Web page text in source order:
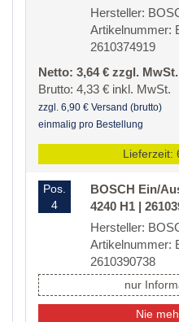
Hersteller:
Artikelnummer:
2610374919
Netto: 3,64 € zzgl. MwSt.
Brutto: 4,33 € inkl. MwSt.
zzgl. 6,90 € Versand (brutto)
einmalig pro Bestellung
Lieferzeit:
Pos.
4
BOSCH Ein/
4240 H1 |
Hersteller:
Artikelnummer:
2610390738
nur
Nie